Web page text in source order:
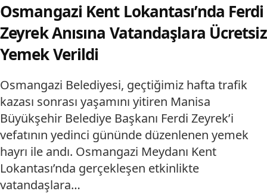
Osmangazi Kent Lokantası’nda Ferdi
Zeyrek Anısına Vatandaşlara Ücretsiz
Yemek Verildi
Osmangazi Belediyesi, geçtiğimiz hafta trafik
kazası sonrası yaşamını yitiren Manisa
Büyükşehir Belediye Başkanı Ferdi Zeyrek’i
vefatının yedinci gününde düzenlenen yemek
hayrı ile andı. Osmangazi Meydanı Kent
Lokantası’nda gerçekleşen etkinlikte
vatandaşlara…